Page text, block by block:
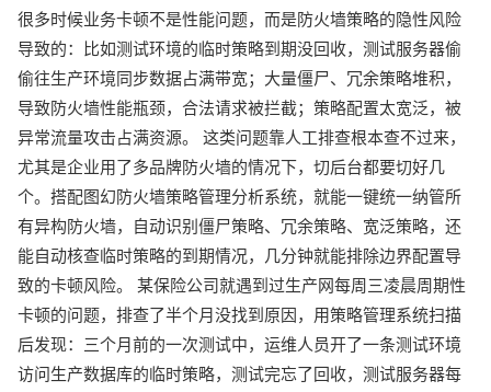
很多时候业务卡顿不是性能问题，而是防火墙策略的隐性风险
导致的：比如测试环境的临时策略到期没回收，测试服务器偷
偷往生产环境同步数据占满带宽；大量僵尸、冗余策略堆积，
导致防火墙性能瓶颈，合法请求被拦截；策略配置太宽泛，被
异常流量攻击占满资源。 这类问题靠人工排查根本查不过来，
尤其是企业用了多品牌防火墙的情况下，切后台都要切好几
个。搭配图幻防火墙策略管理分析系统，就能一键统一纳管所
有异构防火墙，自动识别僵尸策略、冗余策略、宽泛策略，还
能自动核查临时策略的到期情况，几分钟就能排除边界配置导
致的卡顿风险。 某保险公司就遇到过生产网每周三凌晨周期性
卡顿的问题，排查了半个月没找到原因，用策略管理系统扫描
后发现：三个月前的一次测试中，运维人员开了一条测试环境
访问生产数据库的临时策略，测试完忘了回收，测试服务器每